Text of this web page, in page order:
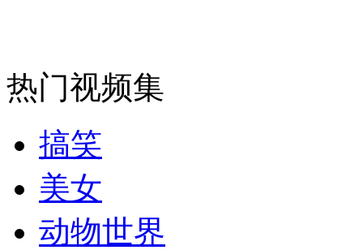
走！跟着总书记去植树
消防员救轻生者
热门视频集
搞笑
美女
动物世界